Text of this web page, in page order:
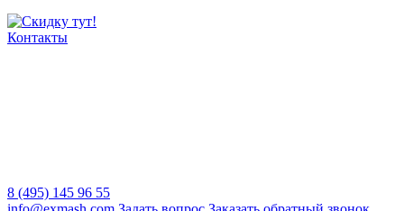
Контакты
8 (495) 145 96 55